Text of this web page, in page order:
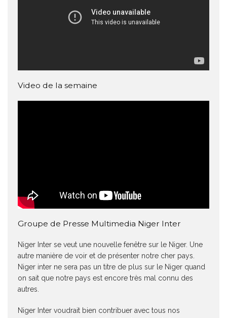
Video de la semaine
Groupe de Presse Multimedia Niger Inter
Niger Inter se veut une nouvelle fenêtre sur le Niger. Une
autre manière de voir et de présenter notre cher pays.
Niger inter ne sera pas un titre de plus sur le Niger quand
on sait que notre pays est encore très mal connu des
autres.
Niger Inter voudrait bien contribuer avec tous nos